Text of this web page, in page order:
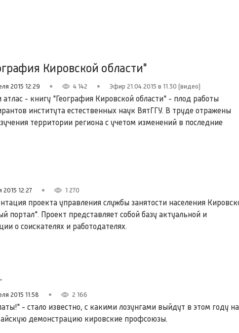
Кировской области"
2015 12:29 4 142 Эфир 21.04.2015 в 11.30 (видео)
атлас - книгу "География Кировской области" - плод работы
института естественных наук ВятГГУ. В труде отражены
территории региона с учетом изменений в последние
2015 12:27 1 270
проекта управления службы занятости населения
портал". Проект представляет собой базу актуальной и
о соискателях и работодателях.
2015 11:58 2 166
- стало известно, с какими лозунгами выйдут в этом году на
демонстрацию кировские профсоюзы.